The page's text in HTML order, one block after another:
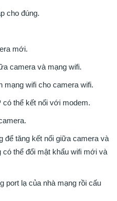
cho đúng.
mới.
camera và mạng wifi.
mạng wifi cho camera wifi.
có thể kết nối với modem.
để tăng kết nối giữa camera và
có thể đổi mật khẩu wifi mới và
port lạ của nhà mạng rồi cấu